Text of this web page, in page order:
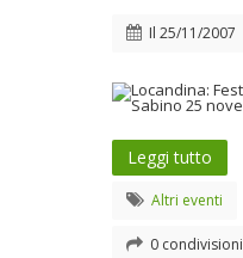
Il 25/11/2007
Leggi tutto
Altri eventi
0 condivisioni